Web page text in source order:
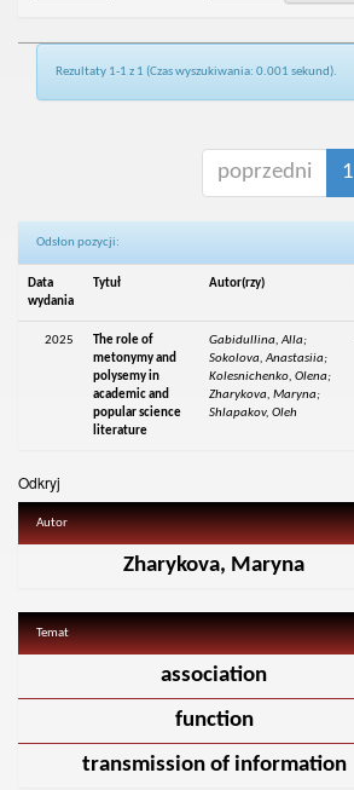
Rezultaty 1-1 z 1 (Czas wyszukiwania: 0.001 sekund).
poprzedni 1
Odsłon pozycji:
Data
wydania
Tytuł Autor(rzy)
2025
The role of
metonymy and
polysemy in
academic and
popular science
literature
Gabidullina, Alla;
Sokolova, Anastasiia;
Kolesnichenko, Olena;
Zharykova, Maryna;
Shlapakov, Oleh
Odkryj
Autor
Zharykova, Maryna
Temat
association
function
transmission of information